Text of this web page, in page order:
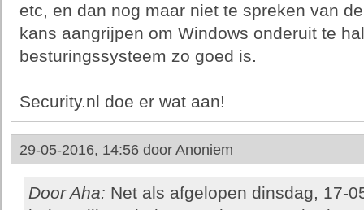
etc, en dan nog maar niet te spreken van
kans aangrijpen om Windows onderuit te
besturingssysteem zo goed is.
Security.nl doe er wat aan!
29-05-2016, 14:56 door Anoniem
Door Aha: Net als afgelopen dinsdag, 17-